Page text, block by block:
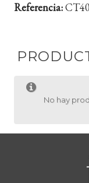
Referencia:
No hay